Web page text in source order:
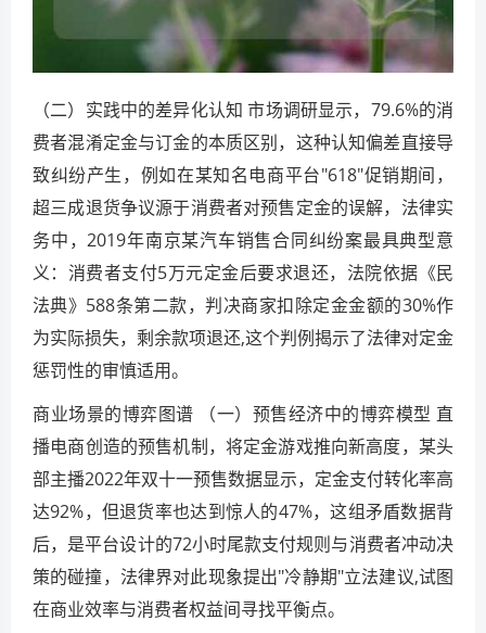
（二）实践中的差异化认知 市场调研显示，79.6%的消
费者混淆定金与订金的本质区别，这种认知偏差直接导
致纠纷产生，例如在某知名电商平台"618"促销期间，
超三成退货争议源于消费者对预售定金的误解，法律实
务中，2019年南京某汽车销售合同纠纷案最具典型意
义：消费者支付5万元定金后要求退还，法院依据《民
法典》588条第二款，判决商家扣除定金金额的30%作
为实际损失，剩余款项退还,这个判例揭示了法律对定金
惩罚性的审慎适用。
商业场景的博弈图谱 （一）预售经济中的博弈模型 直
播电商创造的预售机制，将定金游戏推向新高度，某头
部主播2022年双十一预售数据显示，定金支付转化率高
达92%，但退货率也达到惊人的47%，这组矛盾数据背
后，是平台设计的72小时尾款支付规则与消费者冲动决
策的碰撞，法律界对此现象提出"冷静期"立法建议,试图
在商业效率与消费者权益间寻找平衡点。